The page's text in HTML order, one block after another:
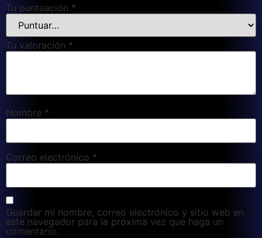
Tu puntuación *
Tu valoración *
Nombre *
Correo electrónico *
Guardar mi nombre, correo electrónico y sitio web en
este navegador para la próxima vez que haga un
comentario.